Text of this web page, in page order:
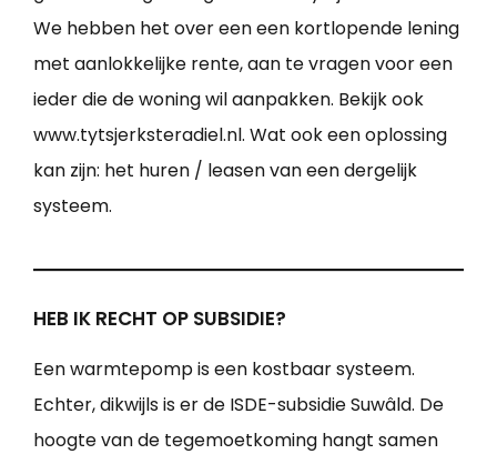
We hebben het over een een kortlopende lening
met aanlokkelijke rente, aan te vragen voor een
ieder die de woning wil aanpakken. Bekijk ook
www.tytsjerksteradiel.nl. Wat ook een oplossing
kan zijn: het huren / leasen van een dergelijk
systeem.
HEB IK RECHT OP SUBSIDIE?
Een warmtepomp is een kostbaar systeem.
Echter, dikwijls is er de ISDE-subsidie Suwâld. De
hoogte van de tegemoetkoming hangt samen